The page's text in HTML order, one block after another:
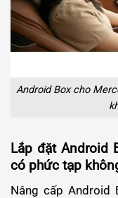
Android Box cho
Lắp đặt Android
có phức tạp
Nâng cấp Android